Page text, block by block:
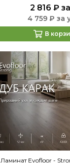
2 816 ₽
4 759 ₽ за
В
Ламинат Evofloor -